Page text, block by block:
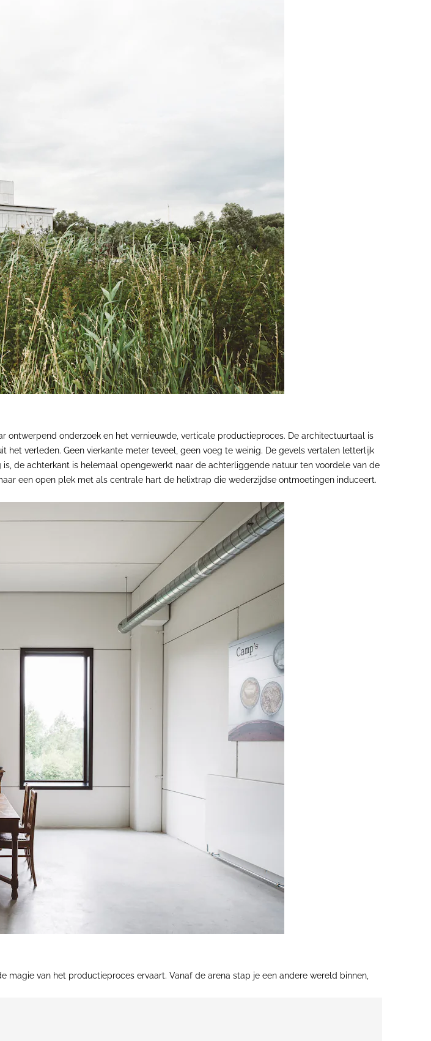
onderzoek en het vernieuwde, verticale productieproces. De architectuurtaal is
verleden. Geen vierkante meter teveel, geen voeg te weinig. De gevels vertalen letterlijk
de achterkant is helemaal opengewerkt naar de achterliggende natuur ten voordele van de
een open plek met als centrale hart de helixtrap die wederzijdse ontmoetingen induceert.
magie van het productieproces ervaart. Vanaf de arena stap je een andere wereld binnen,